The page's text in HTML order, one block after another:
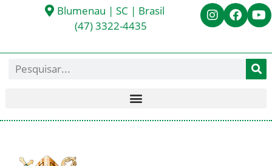
Blumenau | SC | Brasil
(47) 3322-4435